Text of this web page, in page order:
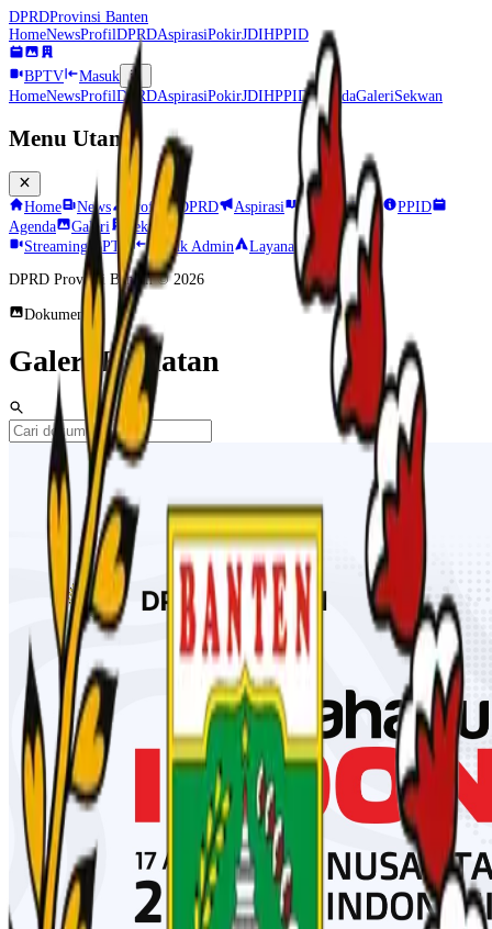
DPRDProvinsi Banten
HomeNewsProfilDPRDAspirasiPokirJDIHPPID
BPTV
Masuk
HomeNewsProfilDPRDAspirasiPokirJDIHPPIDAgendaGaleriSekwan
Menu Utama
Home News Profil DPRD Aspirasi Pokir JDIH
PPID
Agenda
Galeri
Sekwan
Streaming BPTV
Masuk Admin
Layanan Pengaduan
DPRD Provinsi Banten ©2026
Dokumentasi
Galeri Kegiatan